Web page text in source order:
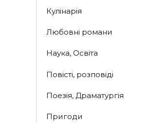
Кулінарія
Любовні романи
Наука, Освіта
Повісті, розповіді
Поезія, Драматургія
Пригоди